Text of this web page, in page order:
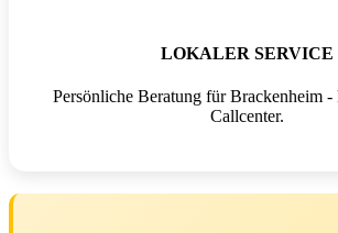
LOKALER SERVICE
Persönliche Beratung für Brackenheim -
Callcenter.